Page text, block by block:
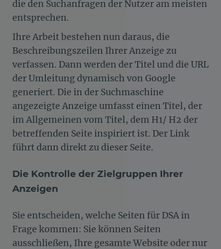
die den Suchanfragen der Nutzer am meisten
entsprechen.
Ihre Arbeit bestehen nun daraus, die
Beschreibungszeilen Ihrer Anzeige zu
verfassen. Dann werden der Titel und die URL
der Umleitung dynamisch von Google
generiert. Die in der Suchmaschine
angezeigte Anzeige umfasst einen Titel, der
im Allgemeinen vom Titel, dem H1/ H2 der
betreffenden Seite inspiriert ist. Der Link
führt dann direkt zu dieser Seite.
Die Kontrolle der Zielgruppen Ihrer
Anzeigen
Sie entscheiden, welche Seiten für DSA in
Frage kommen: Sie können Seiten
ausschließen, Ihre gesamte Website oder nur